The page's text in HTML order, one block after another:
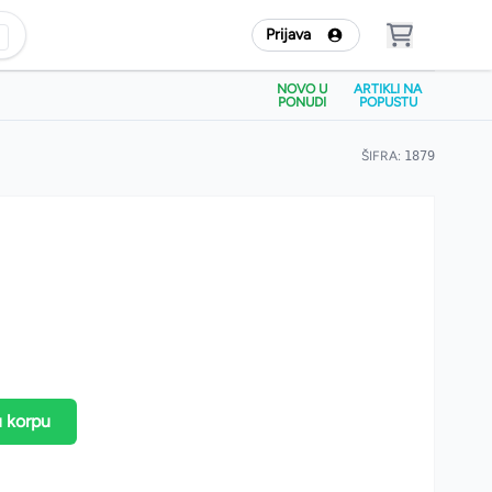
Prijava
NOVO U
PONUDI
ARTIKLI NA
POPUSTU
ŠIFRA: 1879
korpu